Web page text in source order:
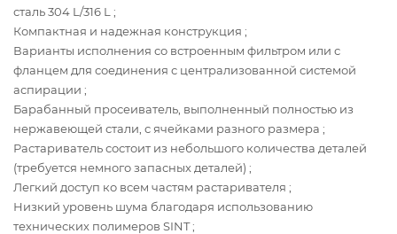
сталь 304 L/316 L ;
Компактная и надежная конструкция ;
Варианты исполнения со встроенным фильтром или с
фланцем для соединения с централизованной системой
аспирации ;
Барабанный просеиватель, выполненный полностью из
нержавеющей стали, с ячейками разного размера ;
Растариватель состоит из небольшого количества деталей
(требуется немного запасных деталей) ;
Легкий доступ ко всем частям растаривателя ;
Низкий уровень шума благодаря использованию
технических полимеров SINT ;